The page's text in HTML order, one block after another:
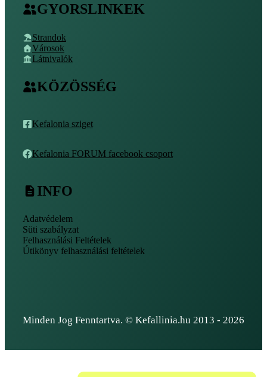
GYORSLINKEK
Strandok
Városok
Látnivalók
KÖZÖSSÉG
Kefalonia sziget
Kefalonia FORUM facebook csoport
INFO
Adatvédelem
Süti szabályzat
Felhasználási Feltételek
Útikönyv felhasználási feltételek
Minden Jog Fenntartva. © Kefallinia.hu 2013 - 2026